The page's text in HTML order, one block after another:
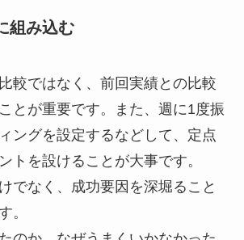
組み込む
較ではなく、前回実績との比較
とが重要です。また、週に1度振
ングを設定するなどして、定点
トを設けることが大事です。
でなく、成功要因を深堀ること
。